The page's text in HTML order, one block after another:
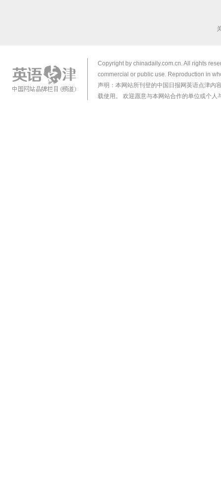
Copyright by chinadaily.com.cn. All rights
commercial or public use. Reproduction in
声明：本网站所刊登的中国日报网英语点津内
载使用。 欢迎愿意与本网站合作的单位或个人